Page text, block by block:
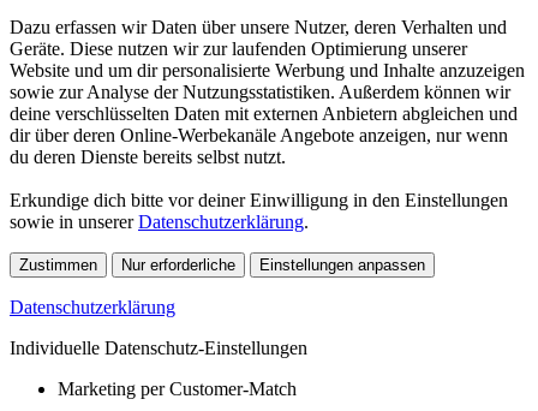
Dazu erfassen wir Daten über unsere Nutzer, deren Verhalten und
Geräte. Diese nutzen wir zur laufenden Optimierung unserer
Website und um dir personalisierte Werbung und Inhalte anzuzeigen
sowie zur Analyse der Nutzungsstatistiken. Außerdem können wir
deine verschlüsselten Daten mit externen Anbietern abgleichen und
dir über deren Online-Werbekanäle Angebote anzeigen, nur wenn
du deren Dienste bereits selbst nutzt.
Erkundige dich bitte vor deiner Einwilligung in den Einstellungen
sowie in unsererDatenschutzerklärung.
Zustimmen Nur erforderliche Einstellungen anpassen
Datenschutzerklärung
Individuelle Datenschutz-Einstellungen
Marketing per Customer-Match